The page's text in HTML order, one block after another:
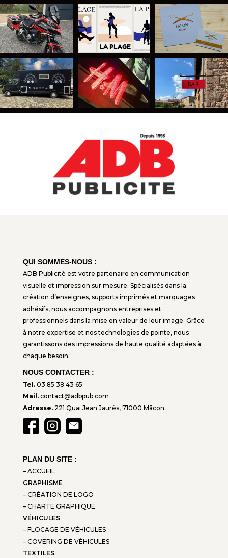
QUI SOMMES-NOUS :
ADB Publicité est votre partenaire en communication
visuelle et impression sur mesure. Spécialisés dans la
création d’enseignes, supports imprimés et marquages
adhésifs, nous accompagnons entreprises et
professionnels dans la mise en valeur de leur image. Grâce
à notre expertise et nos technologies de pointe, nous
garantissons des impressions de haute qualité adaptées à
chaque besoin.
NOUS CONTACTER :
Tel.03 85 38 43 65
Mail.contact@adbpub.com
Adresse.221 Quai Jean Jaurès, 71000 Mâcon
PLAN DU SITE :
– ACCUEIL
GRAPHISME
– CRÉATION DE LOGO
– CHARTE GRAPHIQUE
VÉHICULES
– FLOCAGE DE VÉHICULES
– COVERING DE VÉHICULES
TEXTILES